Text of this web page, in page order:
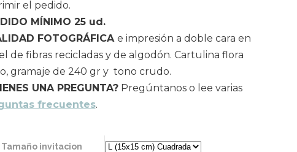
el pedido.
MÍNIMO 25 ud.
FOTOGRÁFICA e impresión a doble cara en
de fibras recicladas y de algodón. Cartulina flora
gramaje de 240 gr y tono crudo.
UNA PREGUNTA?Pregúntanos o lee varias
frecuentes.
Tamaño invitacion